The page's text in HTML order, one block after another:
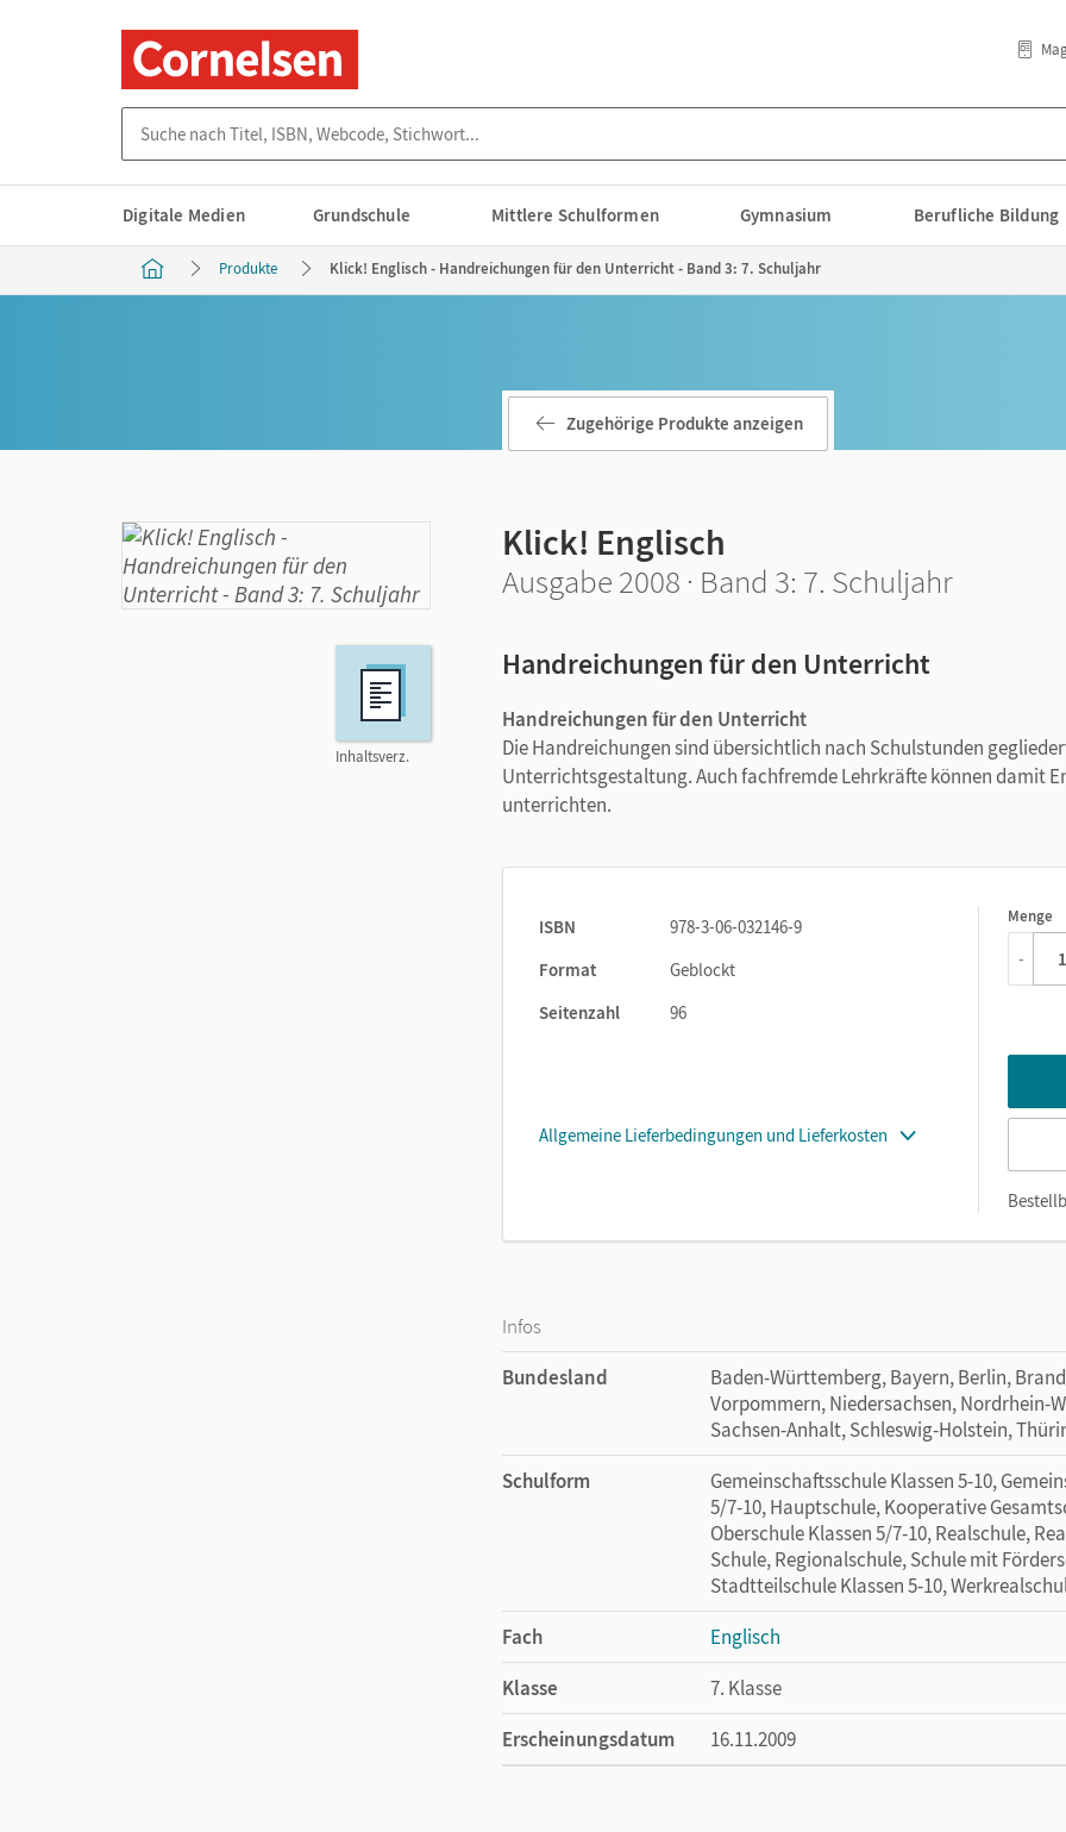
Digitale Medien Grundschule Mittlere Schulformen Gymnasium Berufliche Bildung
Produkte Klick! Englisch - Handreichungen für den Unterricht - Band 3: 7. Schuljahr
Inhaltsverz.
Zugehörige Produkte anzeigen
Klick! Englisch
Ausgabe 2008 · Band 3: 7. Schuljahr
Handreichungen für den Unterricht
Handreichungen für den Unterricht
Die Handreichungen sind übersichtlich nach Schulstunden
Unterrichtsgestaltung. Auch fachfremde Lehrkräfte können damit
unterrichten.
ISBN
978-3-06-032146-9
Format
Geblockt
Seitenzahl
96
Allgemeine Lieferbedingungen und Lieferkosten
Menge
1
-
Infos
Bundesland
Baden-Württemberg, Bayern, Berlin,
Vorpommern, Niedersachsen, Nordrhein-
Sachsen-Anhalt, Schleswig-Holstein,
Schulform
Gemeinschaftsschule Klassen 5-10,
5/7-10, Hauptschule, Kooperative
Oberschule Klassen 5/7-10, Realschule,
Schule, Regionalschule, Schule mit
Stadtteilschule Klassen 5-10,
Fach
Englisch
Klasse
7. Klasse
Erscheinungsdatum
16.11.2009